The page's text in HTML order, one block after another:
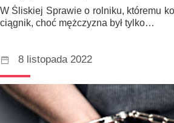
W Śliskiej Sprawie o rolniku, któremu
ciągnik, choć mężczyzna był tylko…
8 listopada 2022